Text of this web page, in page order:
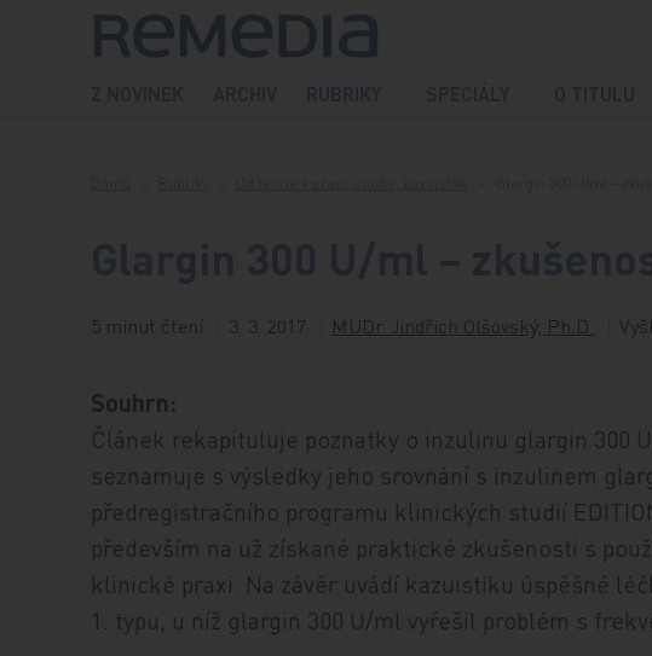
Přeskočit na obsah
5 minut čtení 3. 3. 2017 MUDr. Jindřich Olšovský, Ph.D.
Souhrn:
Článek rekapituluje poznatky o inzulinu glargin 300
seznamuje s výsledky jeho srovnání s inzulinem
předregistračního programu klinických studií
především na už získané praktické zkušenosti s
klinické praxi. Na závěr uvádí kazuistiku úspěšné
1. typu, u níž glargin 300 U/ml vyřešil problém s